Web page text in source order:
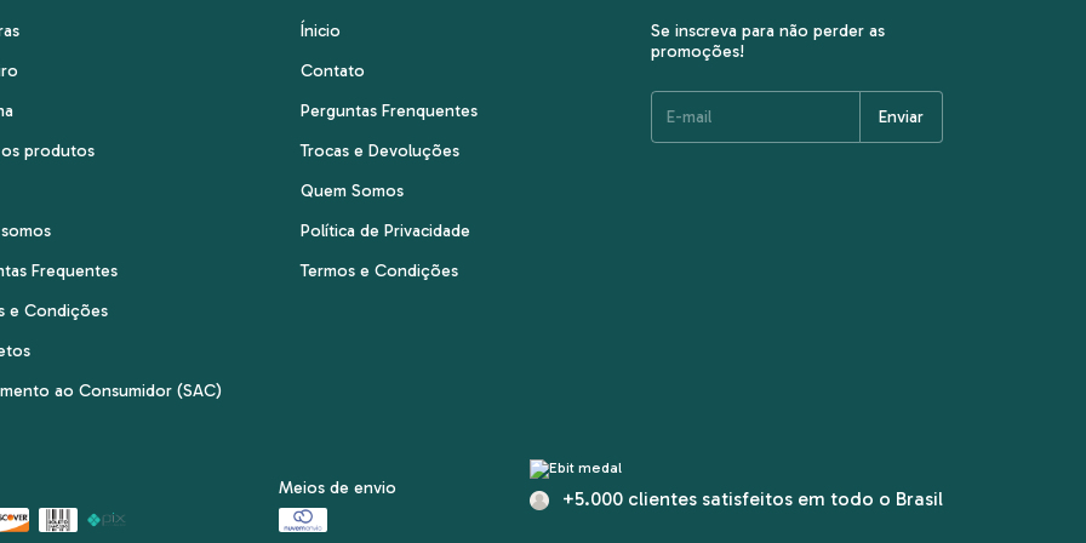
produtos
Frequentes
e Condições
ao Consumidor (SAC)
Ínicio
Contato
Perguntas Frenquentes
Trocas e Devoluções
Quem Somos
Política de Privacidade
Termos e Condições
Se inscreva para não perder as
promoções!
Meios de envio +5.000 clientes satisfeitos em todo o Brasil